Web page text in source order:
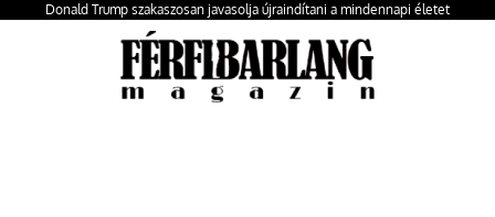
Donald Trump szakaszosan javasolja újraindítani a mindennapi életet